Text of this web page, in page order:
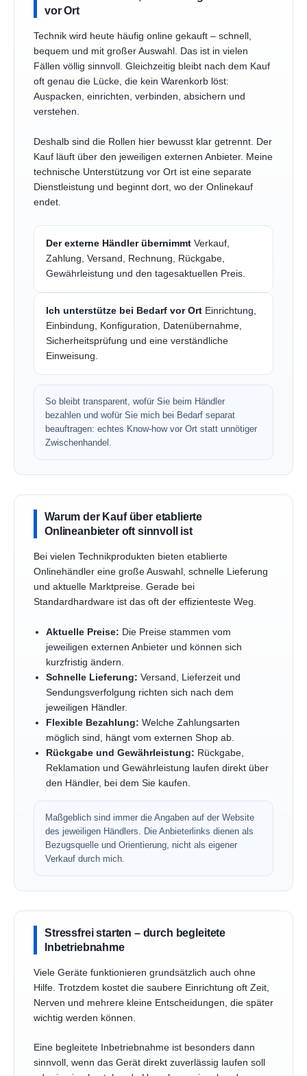
vor Ort
Technik wird heute häufig online gekauft – schnell,
bequem und mit großer Auswahl. Das ist in vielen
Fällen völlig sinnvoll. Gleichzeitig bleibt nach dem Kauf
oft genau die Lücke, die kein Warenkorb löst:
Auspacken, einrichten, verbinden, absichern und
verstehen.
Deshalb sind die Rollen hier bewusst klar getrennt. Der
Kauf läuft über den jeweiligen externen Anbieter. Meine
technische Unterstützung vor Ort ist eine separate
Dienstleistung und beginnt dort, wo der Onlinekauf
endet.
Der externe Händler übernimmt Verkauf,
Zahlung, Versand, Rechnung, Rückgabe,
Gewährleistung und den tagesaktuellen Preis.
Ich unterstütze bei Bedarf vor Ort Einrichtung,
Einbindung, Konfiguration, Datenübernahme,
Sicherheitsprüfung und eine verständliche
Einweisung.
So bleibt transparent, wofür Sie beim Händler
bezahlen und wofür Sie mich bei Bedarf separat
beauftragen: echtes Know-how vor Ort statt unnötiger
Zwischenhandel.
Warum der Kauf über etablierte
Onlineanbieter oft sinnvoll ist
Bei vielen Technikprodukten bieten etablierte
Onlinehändler eine große Auswahl, schnelle Lieferung
und aktuelle Marktpreise. Gerade bei
Standardhardware ist das oft der effizienteste Weg.
Aktuelle Preise: Die Preise stammen vom
jeweiligen externen Anbieter und können sich
kurzfristig ändern.
Schnelle Lieferung: Versand, Lieferzeit und
Sendungsverfolgung richten sich nach dem
jeweiligen Händler.
Flexible Bezahlung: Welche Zahlungsarten
möglich sind, hängt vom externen Shop ab.
Rückgabe und Gewährleistung: Rückgabe,
Reklamation und Gewährleistung laufen direkt über
den Händler, bei dem Sie kaufen.
Maßgeblich sind immer die Angaben auf der Website
des jeweiligen Händlers. Die Anbieterlinks dienen als
Bezugsquelle und Orientierung, nicht als eigener
Verkauf durch mich.
Stressfrei starten – durch begleitete
Inbetriebnahme
Viele Geräte funktionieren grundsätzlich auch ohne
Hilfe. Trotzdem kostet die saubere Einrichtung oft Zeit,
Nerven und mehrere kleine Entscheidungen, die später
wichtig werden können.
Eine begleitete Inbetriebnahme ist besonders dann
sinnvoll, wenn das Gerät direkt zuverlässig laufen soll